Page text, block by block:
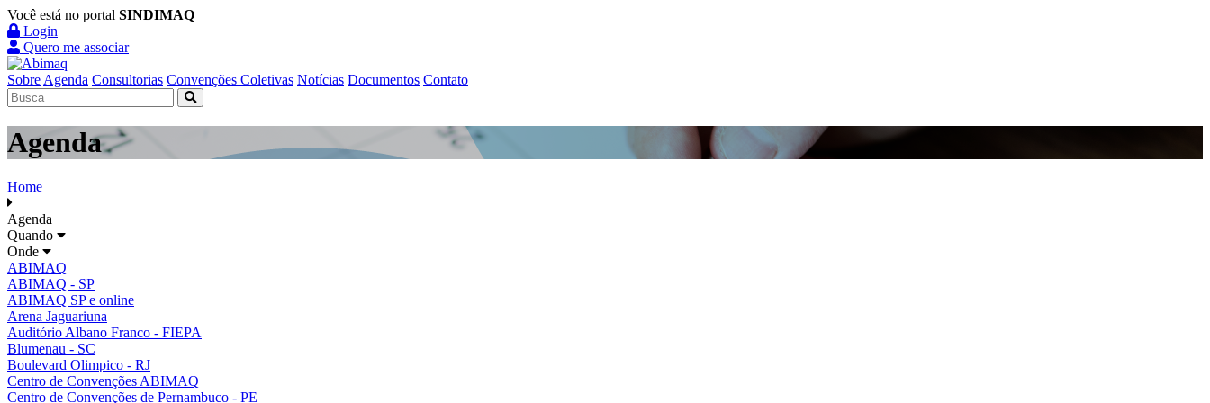
Você está no portal SINDIMAQ
Login
Quero me associar
Sobre Agenda Consultorias Convenções Coletivas Notícias Documentos Contato
Agenda
Home
Agenda
Quando
Onde
ABIMAQ
ABIMAQ - SP
ABIMAQ SP e online
Arena Jaguariuna
Auditório Albano Franco - FIEPA
Blumenau - SC
Boulevard Olimpico - RJ
Centro de Convenções ABIMAQ
Centro de Convenções de Pernambuco - PE